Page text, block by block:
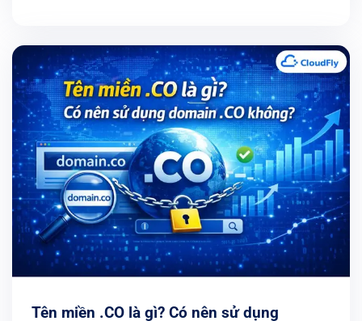
Tên miền .CO là gì? Có nên sử dụng